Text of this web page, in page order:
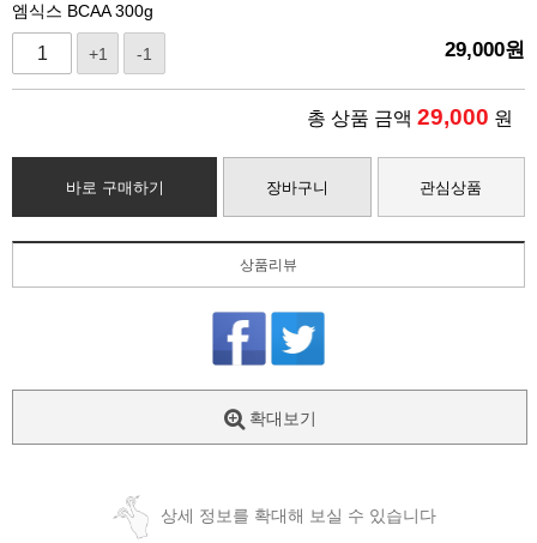
엠식스 BCAA 300g
+1 -1 29,000원
총 상품 금액 29,000 원
바로 구매하기 장바구니 관심상품
상품리뷰
확대보기
상세 정보를 확대해 보실 수 있습니다